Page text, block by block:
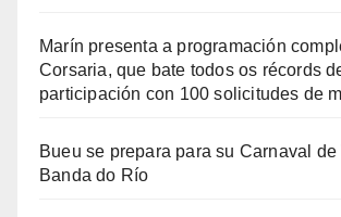
Marín presenta a programación
Corsaria, que bate todos os récords
participación con 100 solicitudes de
Bueu se prepara para su Carnaval
Banda do Río